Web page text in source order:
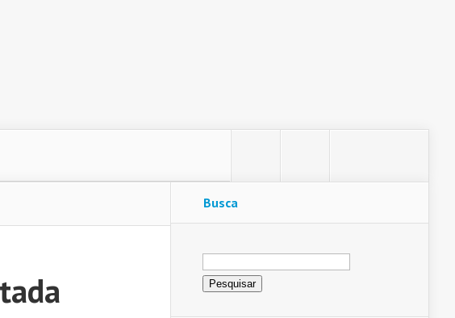
Busca
Pesquisar
por: